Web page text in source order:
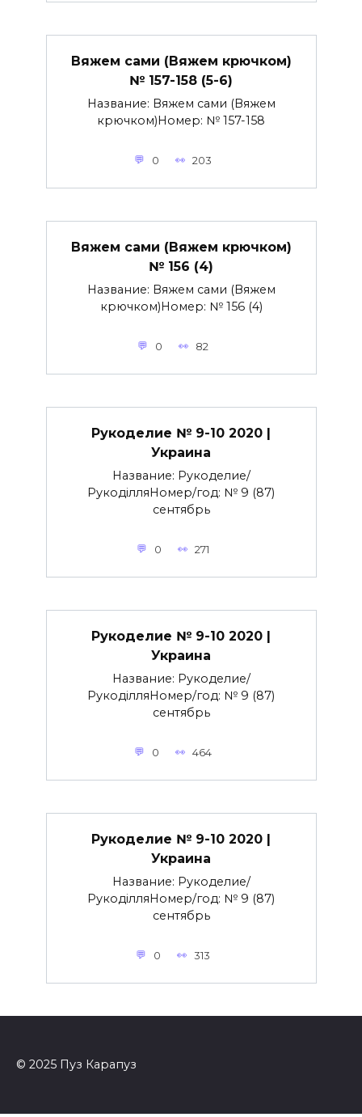
Вяжем сами (Вяжем крючком)
№ 157-158 (5-6)
Название: Вяжем сами (Вяжем
крючком)Номер: № 157-158
0 203
Вяжем сами (Вяжем крючком)
№ 156 (4)
Название: Вяжем сами (Вяжем
крючком)Номер: № 156 (4)
0 82
Рукоделие № 9-10 2020 |
Украина
Название: Рукоделие/
РукоділляНомер/год: № 9 (87)
сентябрь
0 271
Рукоделие № 9-10 2020 |
Украина
Название: Рукоделие/
РукоділляНомер/год: № 9 (87)
сентябрь
0 464
Рукоделие № 9-10 2020 |
Украина
Название: Рукоделие/
РукоділляНомер/год: № 9 (87)
сентябрь
0 313
© 2025 Пуз Карапуз